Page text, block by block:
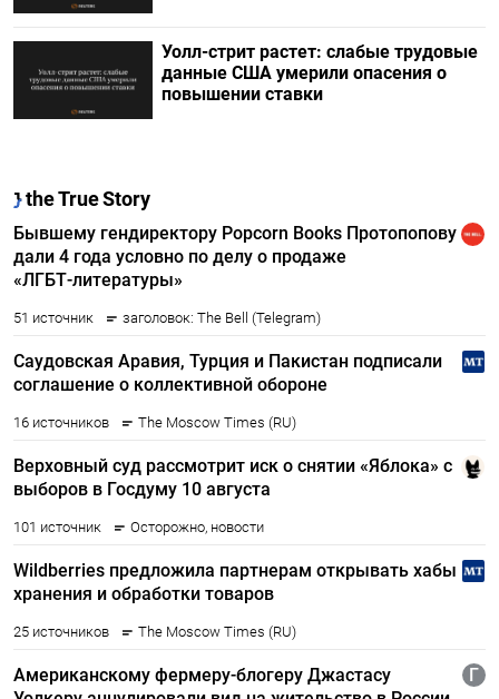
Уолл-стрит растет: слабые трудовые
данные США умерили опасения о
повышении ставки